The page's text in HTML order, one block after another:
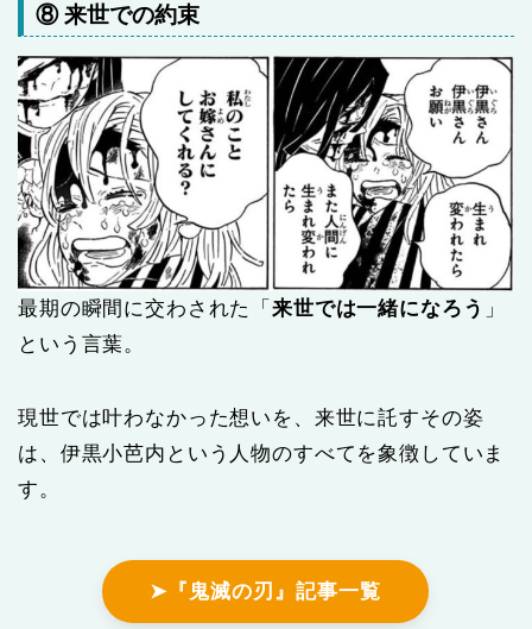
⑧ 来世での約束
最期の瞬間に交わされた「来世では一緒になろう 」
という言葉。
現世では叶わなかった想いを、来世に託すその姿
は、伊黒小芭内という人物のすべてを象徴していま
す。
➤『鬼滅の刃』記事一覧